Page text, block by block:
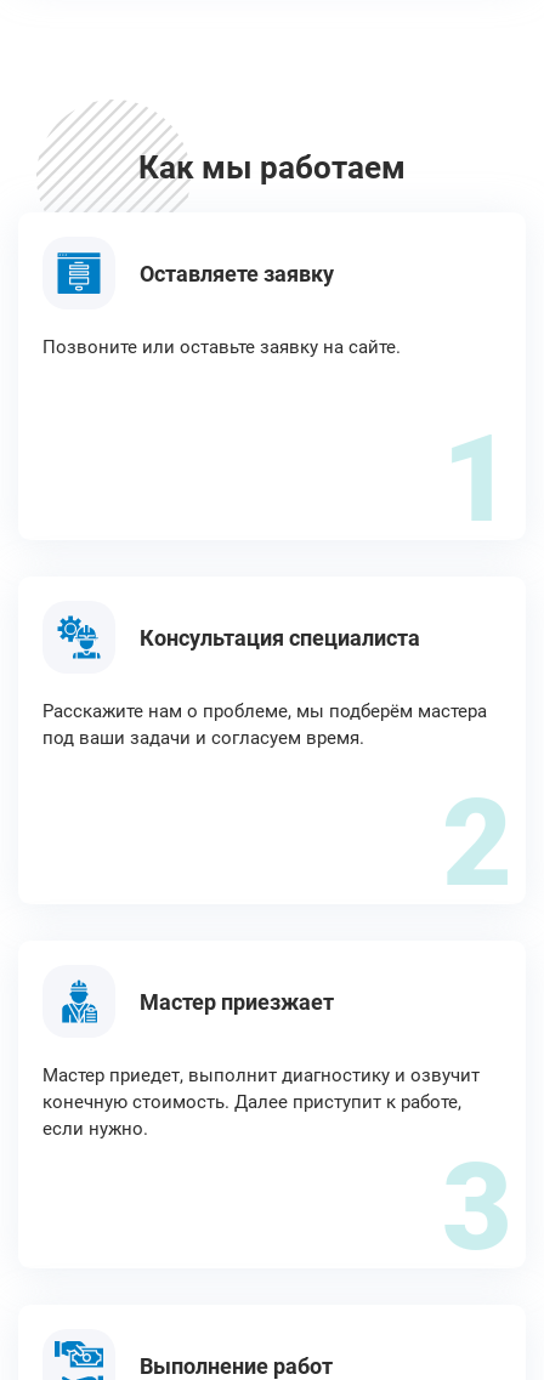
Как мы работаем
Оставляете заявку
Позвоните или оставьте заявку на сайте.
1
Консультация специалиста
Расскажите нам о проблеме, мы подберём мастера
под ваши задачи и согласуем время.
2
Мастер приезжает
Мастер приедет, выполнит диагностику и озвучит
конечную стоимость. Далее приступит к работе,
если нужно.
3
Выполнение работ